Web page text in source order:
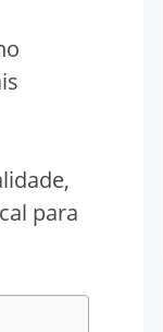
para